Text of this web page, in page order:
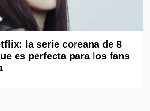
la serie coreana de 8
es perfecta para los fans